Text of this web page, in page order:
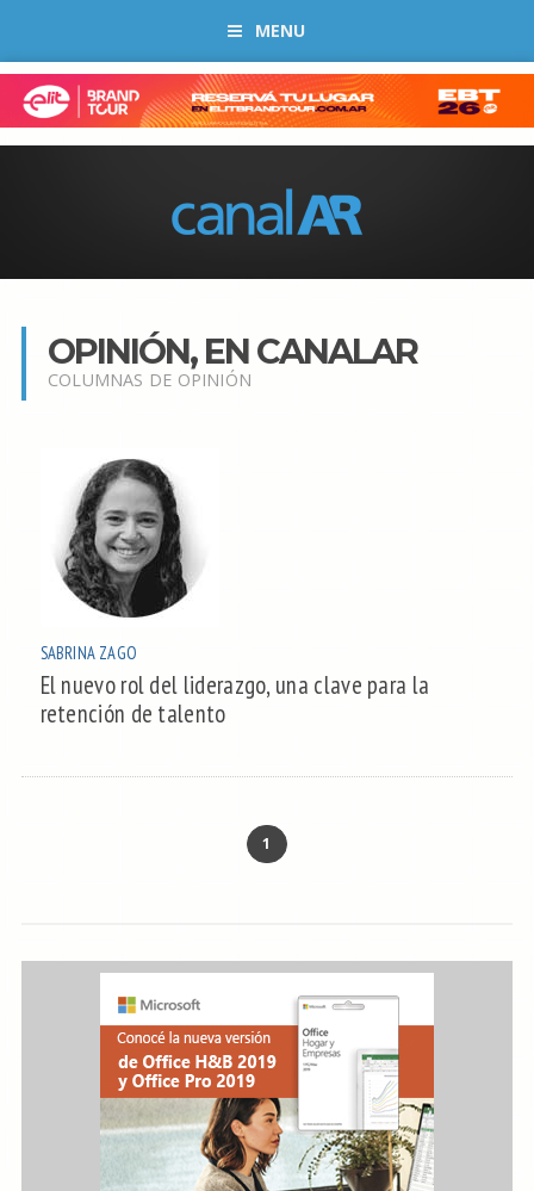
MENU
OPINIÓN, EN CANALAR
COLUMNAS DE OPINIÓN
SABRINA ZAGO
El nuevo rol del liderazgo, una clave para la
retención de talento
1